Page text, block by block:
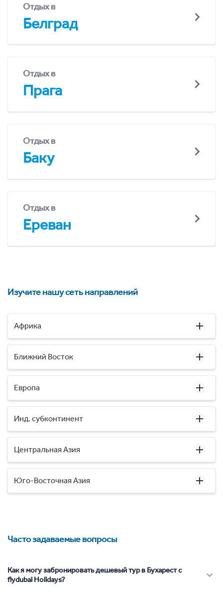
Отдых в
Белград
Отдых в
Прага
Отдых в
Баку
Отдых в
Ереван
Изучите нашу сеть направлений
Африка
Ближний Восток
Европа
Инд. субконтинент
Центральная Азия
Юго-Восточная Азия
Часто задаваемые вопросы
Как я могу забронировать дешевый тур в Бухарест с
flydubai Holidays?